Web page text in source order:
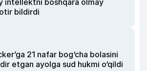
bildirdi
21 nafar bog‘cha bolasini
etgan ayolga sud hukmi o‘qildi